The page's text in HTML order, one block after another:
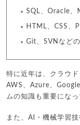
SQL、Oracle、
HTML、CSS、
Git、SVNなど
特に近年は、クラウ
AWS、Azure、
ムの知識も重要になっ
また、AI・機械学習